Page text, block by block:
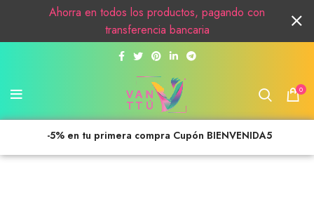
0
-5% en tu primera compra Cupón BIENVENIDA5
Ahorra en todos los productos, pagando con
transferencia bancaria